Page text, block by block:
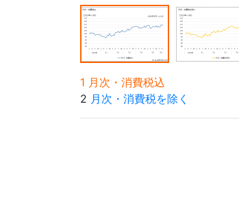
1 月次・消費税込
2 月次・消費税を除く